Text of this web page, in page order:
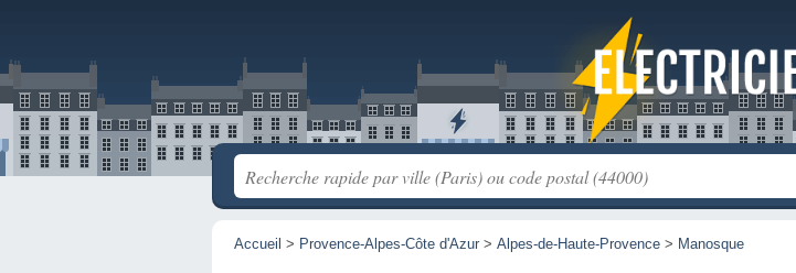
Accueil > Provence-Alpes-Côte d'Azur > Alpes-de-Haute-Provence > Manosque